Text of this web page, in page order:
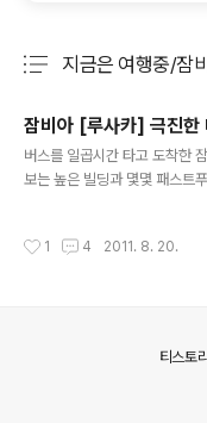
지금은 여행중/잠
잠비아 [루사카] 극진한
버스를 일곱시간 타고 도착한
보는 높은 빌딩과 몇몇 패스트
바라 봄...ㅋ ] 잠시후 음식과 도
1 4 2011. 8. 20.
티스토리